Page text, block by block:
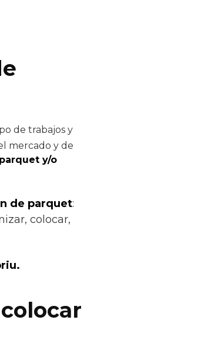
de trabajos y
mercado y de
parquet y/o
de parquet:
colocar,